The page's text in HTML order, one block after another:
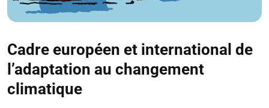
Cadre européen et international de
l’adaptation au changement
climatique